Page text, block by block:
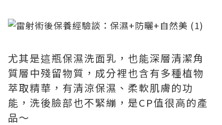
尤其是這瓶保濕洗面乳，也能深層清潔角
質層中殘留物質，成分裡也含有多種植物
萃取精華，有清涼保濕、柔軟肌膚的功
能，洗後臉部也不緊繃，是CP值很高的產
品～